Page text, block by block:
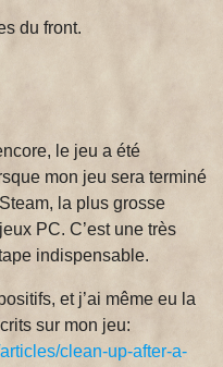
du front.
le jeu a été
mon jeu sera terminé
la plus grosse
PC. C’est une très
indispensable.
et j’ai même eu la
sur mon jeu:
clean-up-after-a-